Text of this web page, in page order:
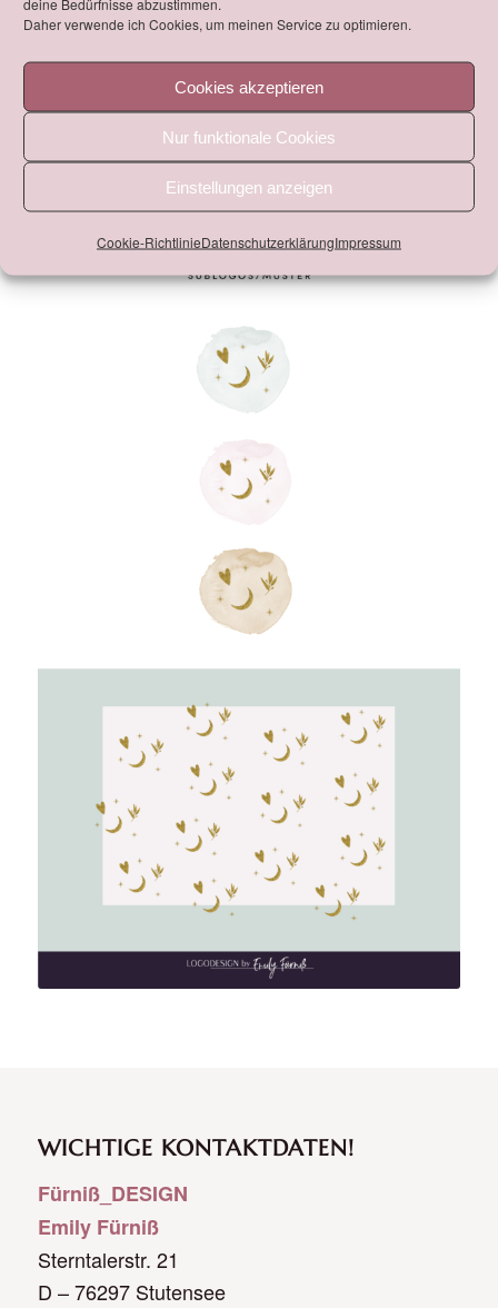
Daher verwende ich Cookies, um meinen Service zu optimieren.
Cookies akzeptieren
Nur funktionale Cookies
Einstellungen anzeigen
Cookie-RichtlinieDatenschutzerklärungImpressum
WICHTIGE KONTAKTDATEN!
Fürniß_DESIGN
Emily Fürniß
Sterntalerstr. 21
D – 76297 Stutensee